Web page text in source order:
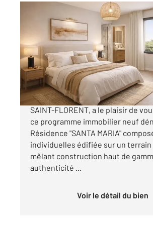
ST FLORENT 202
106,90 m2, 4 pièces
Ref : 3397
Maison à vendre
586 560 €
Votre agence CENTURY 21 Dary
SAINT-FLORENT, a le plaisir de
ce programme immobilier neuf
Résidence "SANTA MARIA"
individuelles édifiée sur un terrain
mêlant construction haut de
authenticité ...
Voir le détail du bien